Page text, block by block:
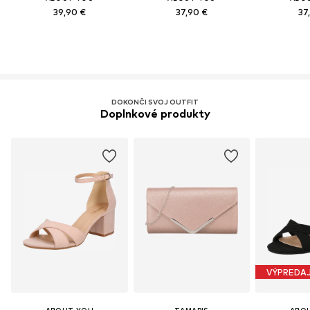
39,90 € 37,90 €
DOKONČI SVOJ OUTFIT
Doplnkové produkty